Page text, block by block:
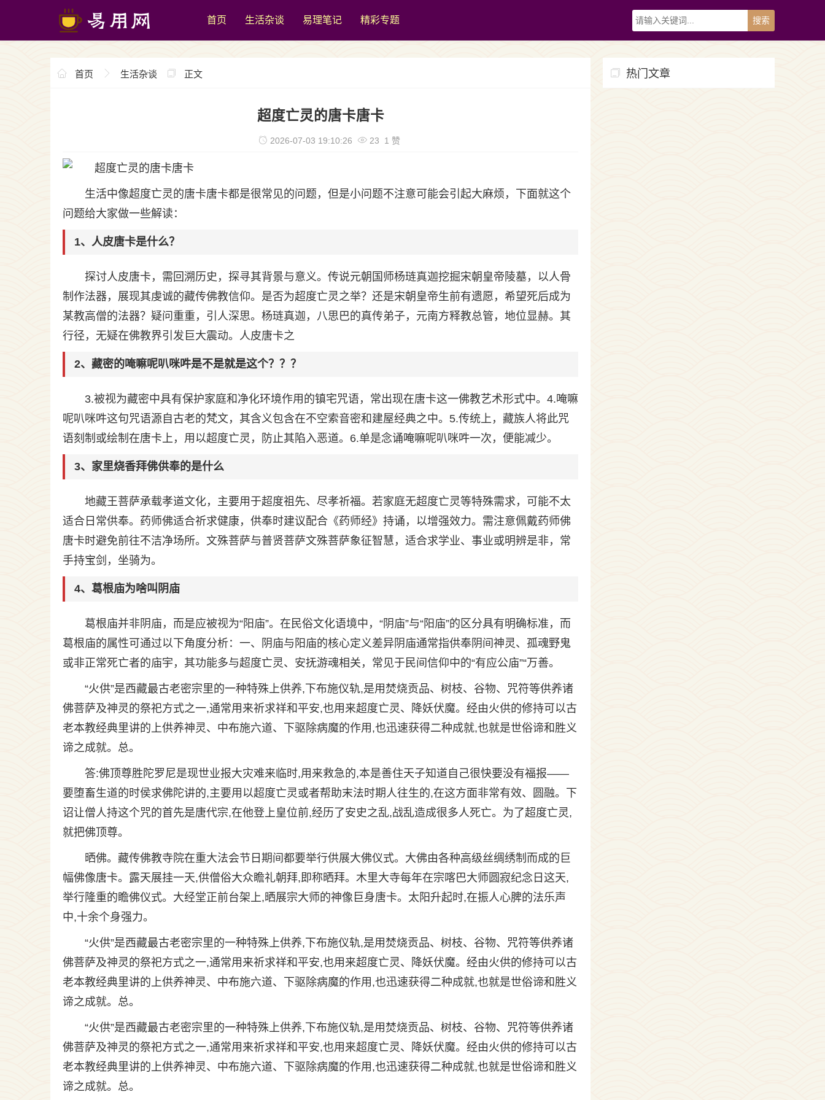
首页 生活杂谈 易理笔记 精彩专题
首页 生活杂谈 正文
超度亡灵的唐卡唐卡
2026-07-03 19:10:26 23 1 赞
生活中像超度亡灵的唐卡唐卡都是很常见的问题，但是小问题不注意可能会引起大麻烦，下面就这个
问题给大家做一些解读：
1、人皮唐卡是什么？
探讨人皮唐卡，需回溯历史，探寻其背景与意义。传说元朝国师杨琏真迦挖掘宋朝皇帝陵墓，以人骨
制作法器，展现其虔诚的藏传佛教信仰。是否为超度亡灵之举？还是宋朝皇帝生前有遗愿，希望死后成为
某教高僧的法器？疑问重重，引人深思。杨琏真迦，八思巴的真传弟子，元南方释教总管，地位显赫。其
行径，无疑在佛教界引发巨大震动。人皮唐卡之
2、藏密的唵嘛呢叭咪吽是不是就是这个？？？
3.被视为藏密中具有保护家庭和净化环境作用的镇宅咒语，常出现在唐卡这一佛教艺术形式中。4.唵嘛
呢叭咪吽这句咒语源自古老的梵文，其含义包含在不空索音密和建屋经典之中。5.传统上，藏族人将此咒
语刻制或绘制在唐卡上，用以超度亡灵，防止其陷入恶道。6.单是念诵唵嘛呢叭咪吽一次，便能减少。
3、家里烧香拜佛供奉的是什么
地藏王菩萨承载孝道文化，主要用于超度祖先、尽孝祈福。若家庭无超度亡灵等特殊需求，可能不太
适合日常供奉。药师佛适合祈求健康，供奉时建议配合《药师经》持诵，以增强效力。需注意佩戴药师佛
唐卡时避免前往不洁净场所。文殊菩萨与普贤菩萨文殊菩萨象征智慧，适合求学业、事业或明辨是非，常
手持宝剑，坐骑为。
4、葛根庙为啥叫阴庙
葛根庙并非阴庙，而是应被视为“阳庙”。在民俗文化语境中，“阴庙”与“阳庙”的区分具有明确标准，而
葛根庙的属性可通过以下角度分析：一、阴庙与阳庙的核心定义差异阴庙通常指供奉阴间神灵、孤魂野鬼
或非正常死亡者的庙宇，其功能多与超度亡灵、安抚游魂相关，常见于民间信仰中的“有应公庙”“万善。
“火供”是西藏最古老密宗里的一种特殊上供养,下布施仪轨,是用焚烧贡品、树枝、谷物、咒符等供养诸
佛菩萨及神灵的祭祀方式之一,通常用来祈求祥和平安,也用来超度亡灵、降妖伏魔。经由火供的修持可以古
老本教经典里讲的上供养神灵、中布施六道、下驱除病魔的作用,也迅速获得二种成就,也就是世俗谛和胜义
谛之成就。总。
答:佛顶尊胜陀罗尼是现世业报大灾难来临时,用来救急的,本是善住天子知道自己很快要没有福报——
要堕畜生道的时侯求佛陀讲的,主要用以超度亡灵或者帮助末法时期人往生的,在这方面非常有效、圆融。下
诏让僧人持这个咒的首先是唐代宗,在他登上皇位前,经历了安史之乱,战乱造成很多人死亡。为了超度亡灵,
就把佛顶尊。
晒佛。藏传佛教寺院在重大法会节日期间都要举行供展大佛仪式。大佛由各种高级丝绸绣制而成的巨
幅佛像唐卡。露天展挂一天,供僧俗大众瞻礼朝拜,即称晒拜。木里大寺每年在宗喀巴大师圆寂纪念日这天,
举行隆重的瞻佛仪式。大经堂正前台架上,晒展宗大师的神像巨身唐卡。太阳升起时,在振人心脾的法乐声
中,十余个身强力。
“火供”是西藏最古老密宗里的一种特殊上供养,下布施仪轨,是用焚烧贡品、树枝、谷物、咒符等供养诸
佛菩萨及神灵的祭祀方式之一,通常用来祈求祥和平安,也用来超度亡灵、降妖伏魔。经由火供的修持可以古
老本教经典里讲的上供养神灵、中布施六道、下驱除病魔的作用,也迅速获得二种成就,也就是世俗谛和胜义
谛之成就。总。
“火供”是西藏最古老密宗里的一种特殊上供养,下布施仪轨,是用焚烧贡品、树枝、谷物、咒符等供养诸
佛菩萨及神灵的祭祀方式之一,通常用来祈求祥和平安,也用来超度亡灵、降妖伏魔。经由火供的修持可以古
老本教经典里讲的上供养神灵、中布施六道、下驱除病魔的作用,也迅速获得二种成就,也就是世俗谛和胜义
谛之成就。总。
热门文章